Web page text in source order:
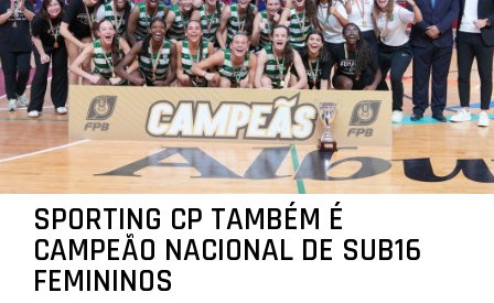
SPORTING CP TAMBÉM É
CAMPEÃO NACIONAL DE SUB16
FEMININOS